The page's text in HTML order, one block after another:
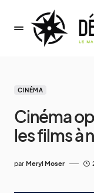
CINÉMA
Cinéma
les films à
par Meryl Moser